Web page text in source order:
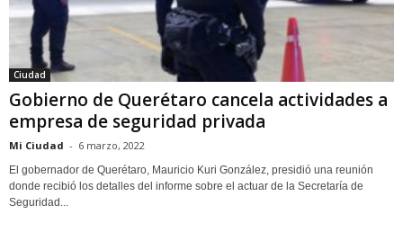
Ciudad
Gobierno de Querétaro cancela actividades a
empresa de seguridad privada
Mi Ciudad - 6 marzo, 2022
El gobernador de Querétaro, Mauricio Kuri González, presidió una reunión
donde recibió los detalles del informe sobre el actuar de la Secretaría de
Seguridad...